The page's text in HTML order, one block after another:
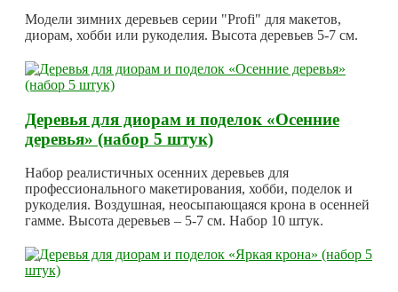
Модели зимних деревьев серии "Profi" для макетов,
диорам, хобби или рукоделия. Высота деревьев 5-7 см.
Деревья для диорам и поделок «Осенние
деревья» (набор 5 штук)
Набор реалистичных осенних деревьев для
профессионального макетирования, хобби, поделок и
рукоделия. Воздушная, неосыпающаяся крона в осенней
гамме. Высота деревьев – 5-7 см. Набор 10 штук.